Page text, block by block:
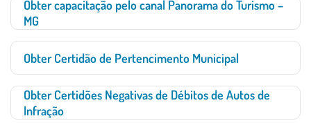
Obter capacitação pelo canal Panorama do Turismo –
MG
Obter Certidão de Pertencimento Municipal
Obter Certidões Negativas de Débitos de Autos de
Infração